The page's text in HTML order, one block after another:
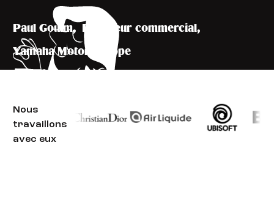
Paul Goulm, Directeur commercial,
Yamaha Motor Europe
Nous
travaillons
avec eux